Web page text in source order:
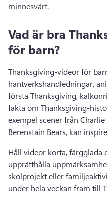
minnesvärt.
Vad är bra
för barn?
Thanksgiving-videor för
hantverkshandledningar,
första Thanksgiving,
fakta om Thanksgiving-
exempel scener från
Berenstain Bears, kan
Håll videor korta, färgglada
upprätthålla
skolprojekt eller
under hela veckan fram till